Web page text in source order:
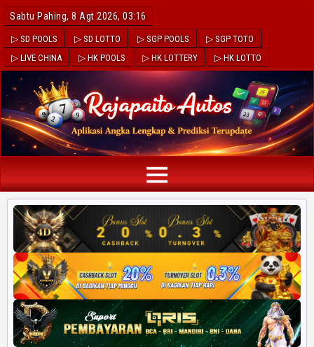
Sabtu Pahing, 8 Agt 2026, 03:16
▷ SD POOLS ▷ SD LOTTO ▷ SGP POOLS
▷ SGP TOTO
▷ LIVE CHINA
▷ HK POOLS ▷ HK LOTTERY ▷ HK LOTTO